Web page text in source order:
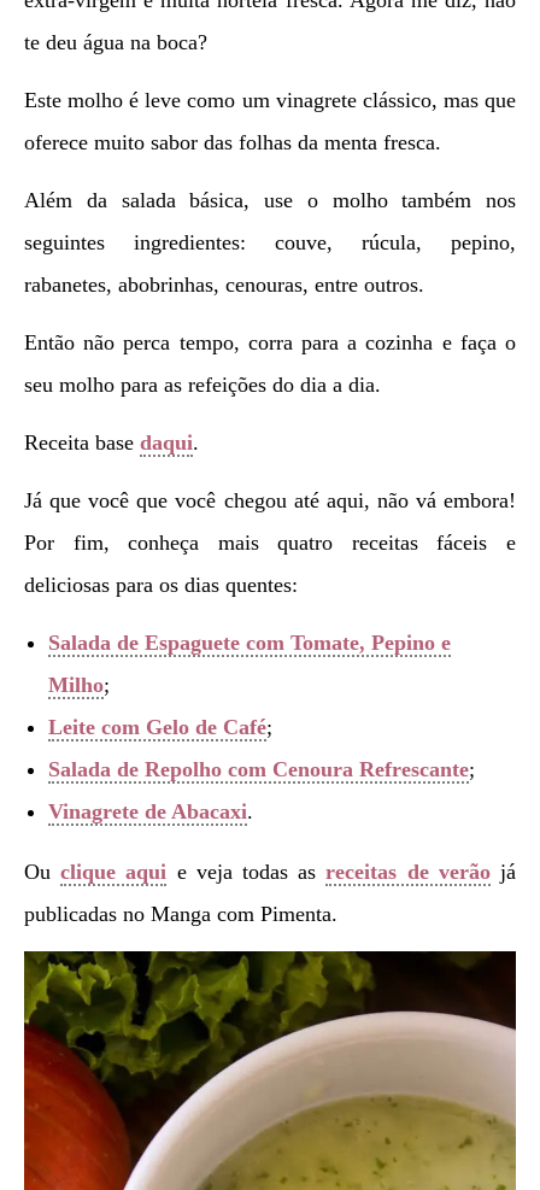
te deu água na boca?
Este molho é leve como um vinagrete clássico, mas que
oferece muito sabor das folhas da menta fresca.
Além da salada básica, use o molho também nos
seguintes ingredientes: couve, rúcula, pepino,
rabanetes, abobrinhas, cenouras, entre outros.
Então não perca tempo, corra para a cozinha e faça o
seu molho para as refeições do dia a dia.
Receita base daqui.
Já que você que você chegou até aqui, não vá embora!
Por fim, conheça mais quatro receitas fáceis e
deliciosas para os dias quentes:
Salada de Espaguete com Tomate, Pepino e
Milho;
Leite com Gelo de Café;
Salada de Repolho com Cenoura Refrescante;
Vinagrete de Abacaxi.
Ouclique aqui e veja todas asreceitas de verãojá
publicadas no Manga com Pimenta.